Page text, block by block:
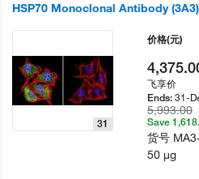
HSP70 Monoclonal Antibody (3A3)
31
价格(元)
飞享价
Ends:31-
5,993.00
Save
货号
50 µg